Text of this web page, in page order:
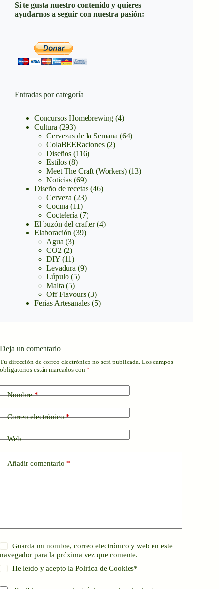
Si te gusta nuestro contenido y quieres
ayudarnos a seguir con nuestra pasión:
Entradas por categoría
Concursos Homebrewing (4)
Cultura (293)
Cervezas de la Semana (64)
ColaBEERaciones (2)
Diseños (116)
Estilos (8)
Meet The Craft (Workers) (13)
Noticias (69)
Diseño de recetas (46)
Cerveza (23)
Cocina (11)
Coctelería (7)
El buzón del crafter(4)
Elaboración (39)
Agua (3)
CO2 (2)
DIY (11)
Levadura (9)
Lúpulo (5)
Malta (5)
Off Flavours (3)
Ferias Artesanales (5)
Deja un comentario
Tu dirección de correo electrónico no será publicada. Los campos
obligatorios están marcados con *
Nombre*
Correo electrónico*
Web
Añadir comentario *
Guarda mi nombre, correo electrónico y web en este
navegador para la próxima vez que comente.
He leído y acepto laPolítica de Cookies*